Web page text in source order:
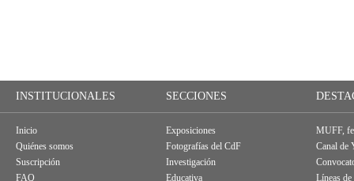
INSTITUCIONALES SECCIONES
Inicio
Quiénes somos
Suscripción
FAQ
Exposiciones
Fotografías del CdF
Investigación
Educativa
MUFF,
Canal de
Líneas